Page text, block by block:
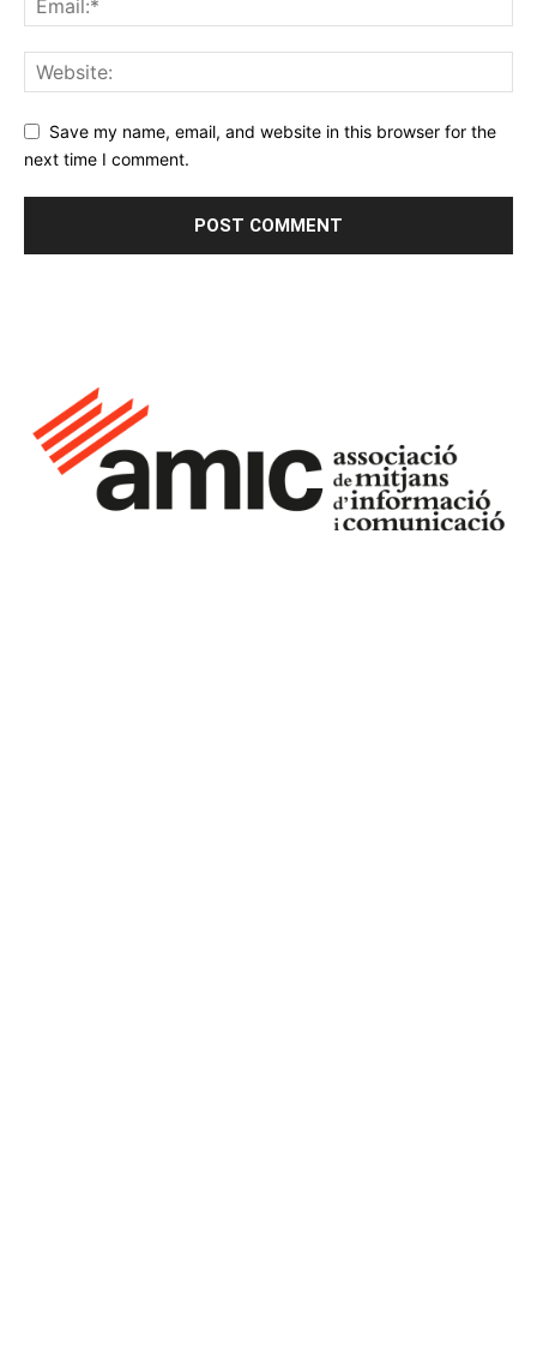
Save my name, email, and website in this browser for the
next time I comment.